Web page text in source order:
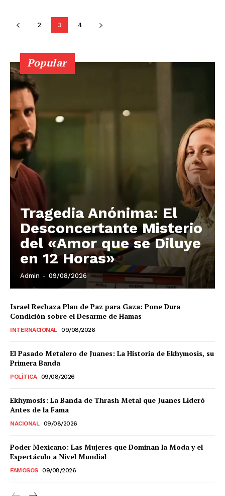
2 3 4
Popular
Tragedia Anónima: El
Desconcertante Misterio
del «Amor que se Diluye
en 12 Horas»
Admin - 09/08/2026
Israel Rechaza Plan de Paz para Gaza: Pone Dura
Condición sobre el Desarme de Hamas
INTERNACIONAL 09/08/2026
El Pasado Metalero de Juanes: La Historia de Ekhymosis, su
Primera Banda
POLÍTICA 09/08/2026
Ekhymosis: La Banda de Thrash Metal que Juanes Lideró
Antes de la Fama
NACIONAL 09/08/2026
Poder Mexicano: Las Mujeres que Dominan la Moda y el
Espectáculo a Nivel Mundial
FAMOSOS 09/08/2026